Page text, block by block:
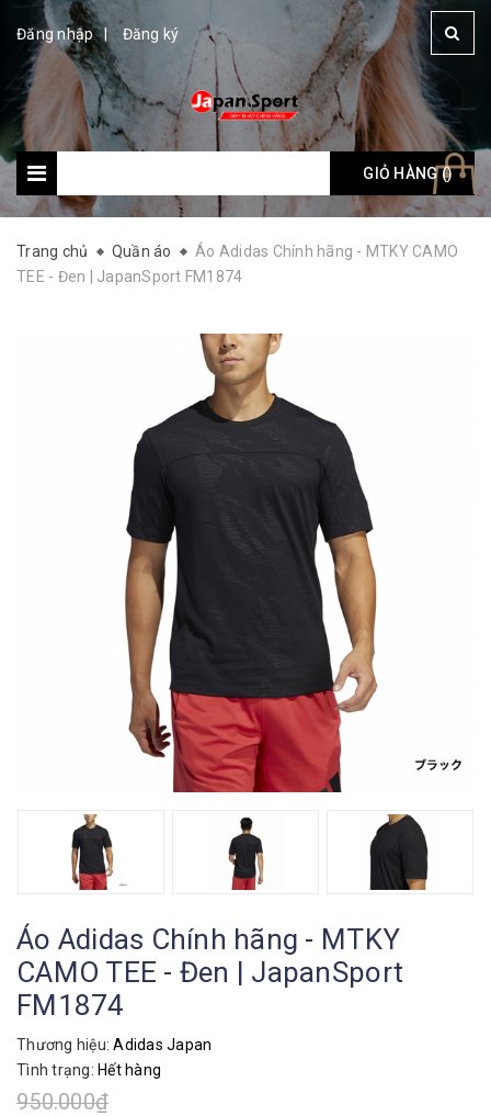
Đăng nhập Đăng ký
Giỏ hàng: ()
GIỎ HÀNG ()
Trang chủ Quần áo
Áo Adidas Chính hãng - MTKY CAMO
TEE - Đen | JapanSport FM1874
Áo Adidas Chính hãng - MTKY
CAMO TEE - Đen | JapanSport
FM1874
Thương hiệu: Adidas Japan
Tình trạng: Hết hàng
950.000₫